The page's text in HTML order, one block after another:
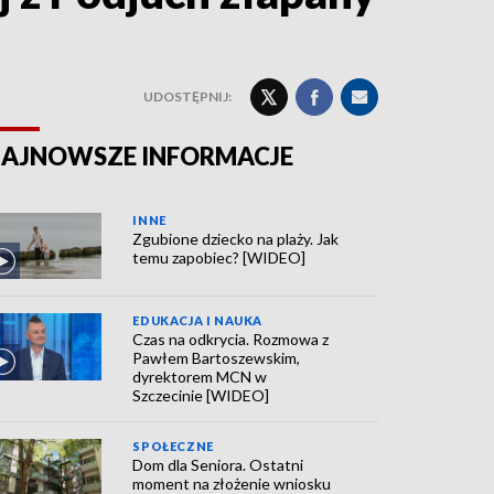
UDOSTĘPNIJ:
INFORMACJE
INNE
Zgubione dziecko na plaży. Jak
temu zapobiec? [WIDEO]
EDUKACJA I NAUKA
Czas na odkrycia. Rozmowa z
Pawłem Bartoszewskim,
dyrektorem MCN w
Szczecinie [WIDEO]
SPOŁECZNE
Dom dla Seniora. Ostatni
moment na złożenie wniosku